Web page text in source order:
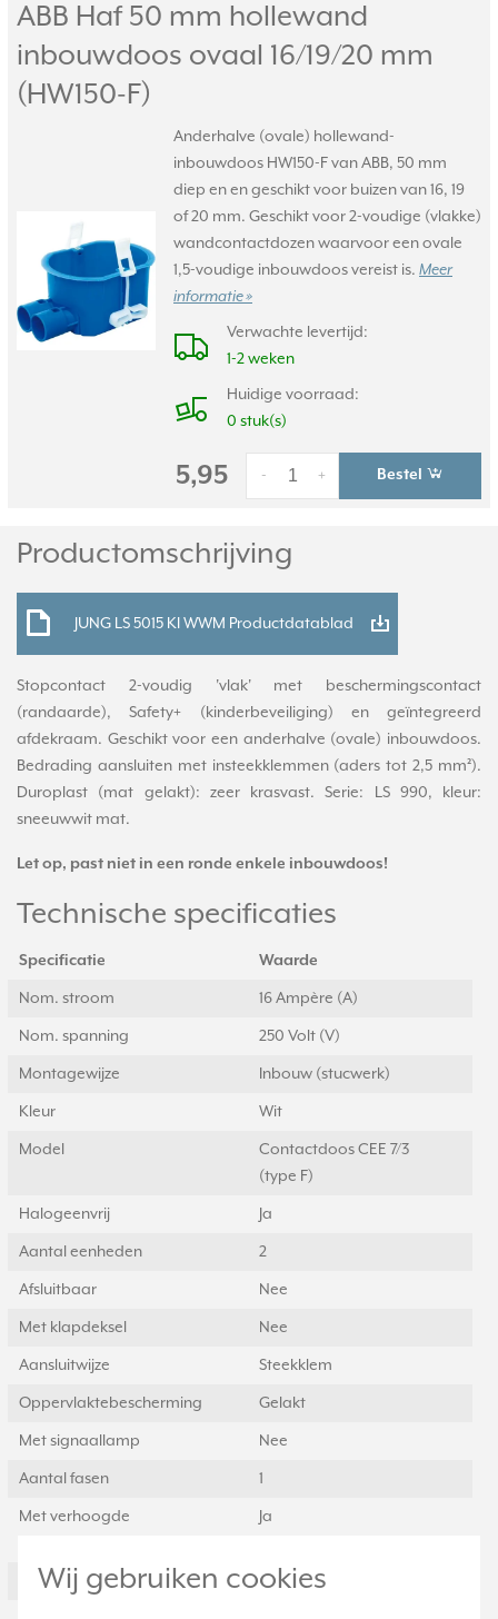
Wij gebruiken cookies
ABB Haf 50 mm hollewand
inbouwdoos ovaal 16/19/20 mm
(HW150-F)
Anderhalve (ovale) hollewand-
inbouwdoos HW150-F van ABB, 50 mm
diep en en geschikt voor buizen van 16, 19
of 20 mm. Geschikt voor 2-voudige (vlakke)
wandcontactdozen waarvoor een ovale
1,5-voudige inbouwdoos vereist is. Meer
informatie »
Verwachte levertijd:
1-2 weken
Huidige voorraad:
0 stuk(s)
5,95 +
- Bestel
Productomschrijving
JUNG LS 5015 KI WWM Productdatablad
Stopcontact 2-voudig 'vlak' met beschermingscontact
(randaarde), Safety+ (kinderbeveiliging) en geïntegreerd
afdekraam. Geschikt voor een anderhalve (ovale) inbouwdoos.
Bedrading aansluiten met insteekklemmen (aders tot 2,5 mm²).
Duroplast (mat gelakt): zeer krasvast. Serie: LS 990, kleur:
sneeuwwit mat.
Let op, past niet in een ronde enkele inbouwdoos!
Technische specificaties
Specificatie Waarde
Nom. stroom 16 Ampère (A)
Nom. spanning 250 Volt (V)
Montagewijze Inbouw (stucwerk)
Kleur Wit
Model
Contactdoos CEE 7/3
(type F)
Halogeenvrij Ja
Aantal eenheden 2
Afsluitbaar Nee
Met klapdeksel Nee
Aansluitwijze Steekklem
Oppervlaktebescherming Gelakt
Met signaallamp Nee
Aantal fasen 1
Met verhoogde
Ja
Frequentie 50 Hertz